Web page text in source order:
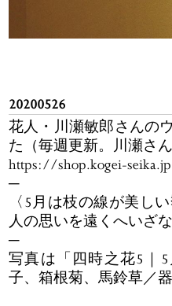
20200526
花人・川瀬敏郎さんの
た（毎週更新。川瀬さ
https://shop.kogei-
─
〈5月は枝の線が美し
人の思いを遠くへいざ
─
写真は「四時之花5｜
子、箱根菊、馬鈴草／